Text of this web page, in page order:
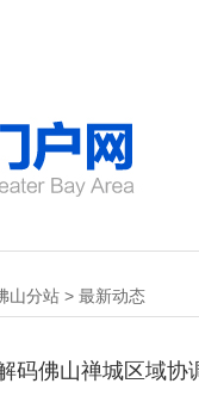
山分站 > 最新动态
码佛山禅城区域协